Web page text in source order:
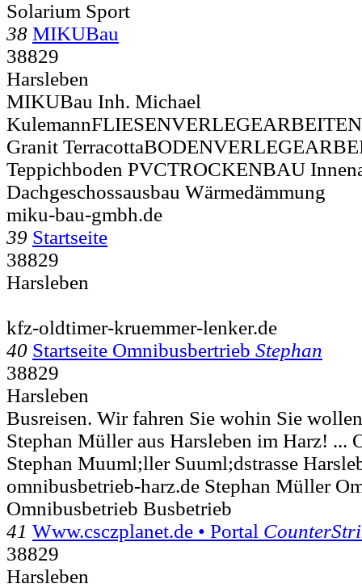
Solarium Sport
38 MIKUBau
38829
Harsleben
MIKUBau Inh. Michael
Granit
Teppichboden PVCTROCKENBAU
Dachgeschossausbau Wärmedämmung
miku-bau-gmbh.de
39 Startseite
38829
Harsleben
kfz-oldtimer-kruemmer-lenker.de
40 Startseite Omnibusbertrieb Stephan
38829
Harsleben
Busreisen. Wir fahren Sie wohin Sie
Stephan Müller aus Harsleben im Harz! ...
Stephan Muuml;ller Suuml;dstrasse
omnibusbetrieb-harz.de Stephan Müller
Omnibusbetrieb Busbetrieb
41 Www.csczplanet.de • Portal
38829
Harsleben